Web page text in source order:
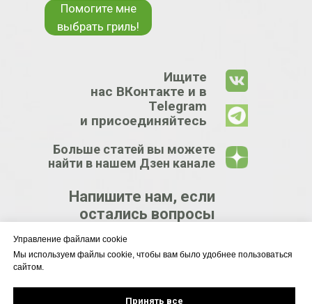
Управление файлами cookie
Мы используем файлы cookie, чтобы вам было удобнее пользоваться
сайтом.
Принять все
Напишите нам, если
остались вопросы
Ищите
нас ВКонтакте и в
Telegram
и присоединяйтесь
КРУПНЕЙШИЙ
ГРИЛЕЙ
Помогите мне
выбрать гриль!
Больше статей вы можете
найти в нашем Дзен канале